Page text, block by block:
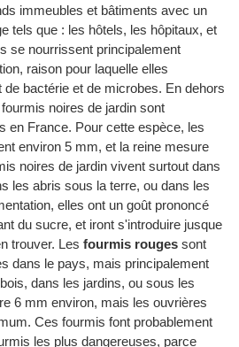
immeubles et bâtiments avec un
tels que : les hôtels, les hôpitaux, et
se nourrissent principalement
raison pour laquelle elles
bactérie et de microbes. En dehors
noires de jardin sont
en France. Pour cette espèce, les
environ 5 mm, et la reine mesure
noires de jardin vivent surtout dans
les abris sous la terre, ou dans les
elles ont un goût prononcé
du sucre, et iront s'introduire jusque
trouver. Les fourmis rouges sont
dans le pays, mais principalement
dans les jardins, ou sous les
6 mm environ, mais les ouvrières
Ces fourmis font probablement
les plus dangereuses, parce